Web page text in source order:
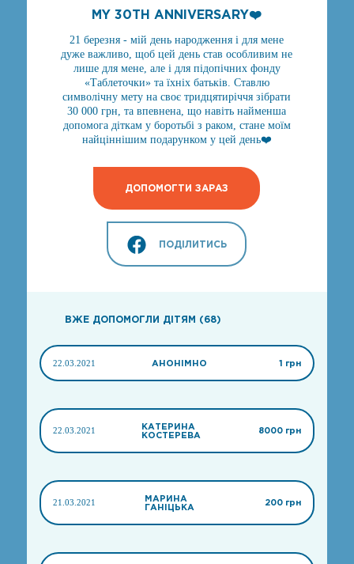
MY 30TH ANNIVERSARY❤️
21 березня - мій день народження і для мене
дуже важливо, щоб цей день став особливим не
лише для мене, але і для підопічних фонду
«Таблеточки» та їхніх батьків. Ставлю
символічну мету на своє тридцятиріччя зібрати
30 000 грн, та впевнена, що навіть найменша
допомога діткам у боротьбі з раком, стане моїм
найціннішим подарунком у цей день❤️
ДОПОМОГТИ ЗАРАЗ
ПОДІЛИТИСЬ
ВЖЕ ДОПОМОГЛИ ДІТЯМ (68)
22.03.2021 АНОНІМНО 1 грн
22.03.2021
КАТЕРИНА
КОСТЕРЕВА
8000 грн
21.03.2021
МАРИНА
ГАНІЦЬКА
200 грн